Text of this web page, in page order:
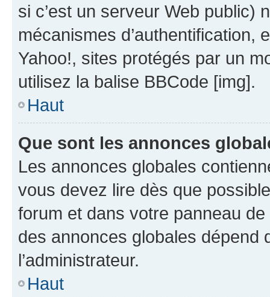
si c’est un serveur Web public)
mécanismes d’authentification,
Yahoo!, sites protégés par un
utilisez la balise BBCode [img].
Haut
Que sont les annonces
Les annonces globales
vous devez lire dès que
forum et dans votre panneau
des annonces globales dépend
l’administrateur.
Haut